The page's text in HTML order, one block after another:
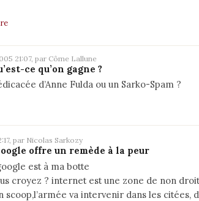
21:07, par Côme Lallune
ce qu’on gagne ?
d’Anne Fulda ou un Sarko-Spam ?
par Nicolas Sarkozy
offre un remède à la peur
est à ma botte
croyez ? internet est une zone de non
scoop,l’armée va intervenir dans les citées,